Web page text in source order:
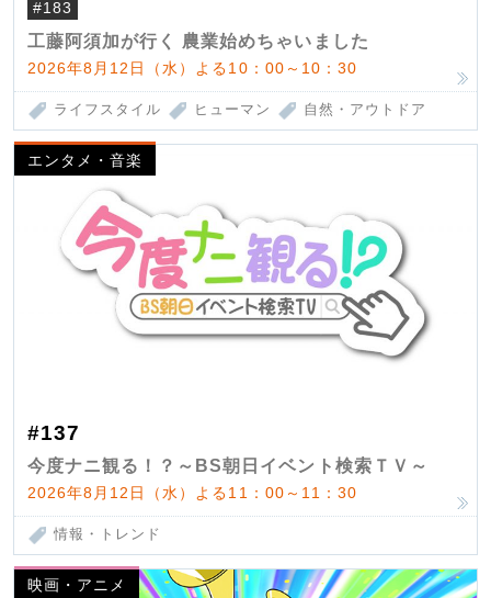
#183
工藤阿須加が行く 農業始めちゃいました
2026年8月12日（水）よる10：00～10：30
ライフスタイル ヒューマン 自然・アウトドア
エンタメ・音楽
#137
今度ナニ観る！？～BS朝日イベント検索ＴＶ～
2026年8月12日（水）よる11：00～11：30
情報・トレンド
映画・アニメ